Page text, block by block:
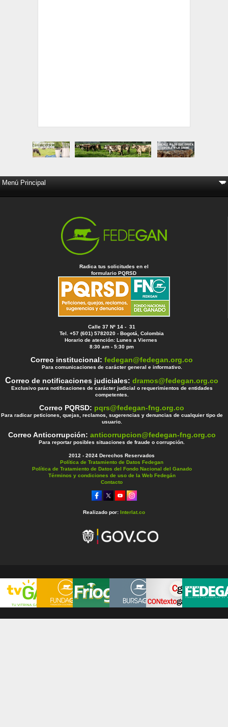
Radica tus solicitudes en el
formulario PQRSD
Calle 37 Nº 14 - 31
Tel. +57 (601) 5782020 - Bogotá, Colombia
Horario de atención: Lunes a Viernes
8:30 am - 5:30 pm
Correo institucional:fedegan@fedegan.org.co
Para comunicaciones de carácter general e informativo.
Correo de notificaciones judiciales:dramos@fedegan.org.co
Exclusivo para notificaciones de carácter judicial o requerimientos de entidades
competentes.
Correo PQRSD: pqrs@fedegan-fng.org.co
Para radicar peticiones, quejas, reclamos, sugerencias y denuncias de cualquier tipo de
usuario.
Correo Anticorrupción: anticorrupcion@fedegan-fng.org.co
Para reportar posibles situaciones de fraude o corrupción.
2012 - 2024 Derechos Reservados
Política de Tratamiento de Datos Fedegan
Política de Tratamiento de Datos del Fondo Nacional del Ganado
Términos y condiciones de uso de la Web Fedegán
Contacto
Realizado por: Interlat.co